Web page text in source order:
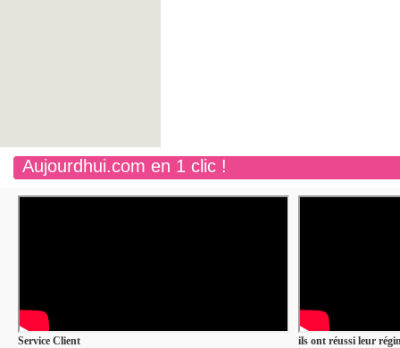
Aujourdhui.com en 1 clic !
Service Client
ils ont réussi leur